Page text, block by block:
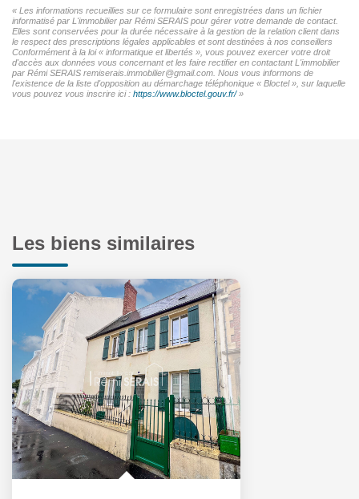
« Les informations recueillies sur ce formulaire sont enregistrées dans un fichier
informatisé par L'immobilier par Rémi SERAIS pour gérer votre demande de contact.
Elles sont conservées pour la durée nécessaire à la gestion de la relation client dans
le respect des prescriptions légales applicables et sont destinées à nos conseillers
Conformément à la loi « informatique et libertés », vous pouvez exercer votre droit
d'accès aux données vous concernant et les faire rectifier en contactant L'immobilier
par Rémi SERAIS remiserais.immobilier@gmail.com. Nous vous informons de
l'existence de la liste d'opposition au démarchage téléphonique « Bloctel », sur laquelle
vous pouvez vous inscrire ici : https://www.bloctel.gouv.fr/»
Les biens similaires